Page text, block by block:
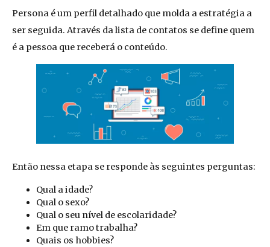
Persona é um perfil detalhado que molda a estratégia a
ser seguida. Através da lista de contatos se define quem
é a pessoa que receberá o conteúdo.
Então nessa etapa se responde às seguintes perguntas:
Qual a idade?
Qual o sexo?
Qual o seu nível de escolaridade?
Em que ramo trabalha?
Quais os hobbies?